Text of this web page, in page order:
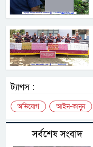
ট্যাগস :
অভিযোগ আইন-কানুন
সর্বশেষ সংবাদ